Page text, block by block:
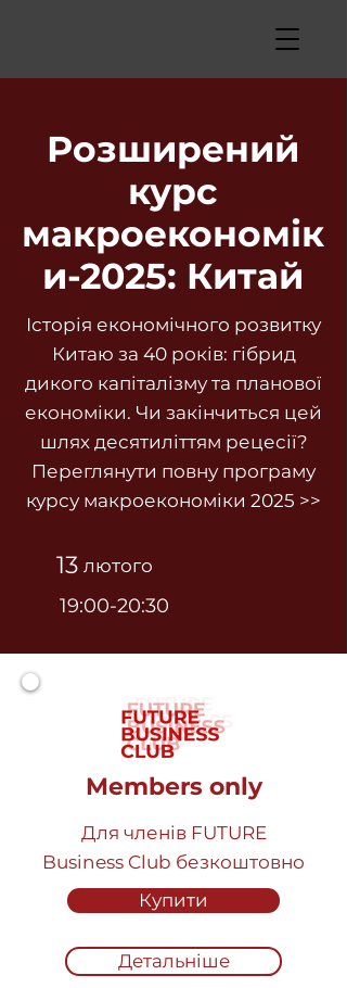
Розширений
курс
макроекономік
и-2025: Китай
Історія економічного розвитку
Китаю за 40 років: гібрид
дикого капіталізму та планової
економіки. Чи закінчиться цей
шлях десятиліттям рецесії?
Переглянути повну програму
курсу макроекономіки 2025 >>
13 лютого
19:00-20:30
Members only
Для членів FUTURE
Business Club безкоштовно
Купити
Детальніше